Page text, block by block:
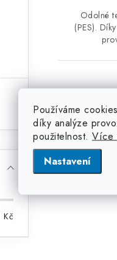
Používáme
díky analýze
použitelnost. Více
Nastavení
Kč
Odolné
(PES).
O
v
l
á
d
a